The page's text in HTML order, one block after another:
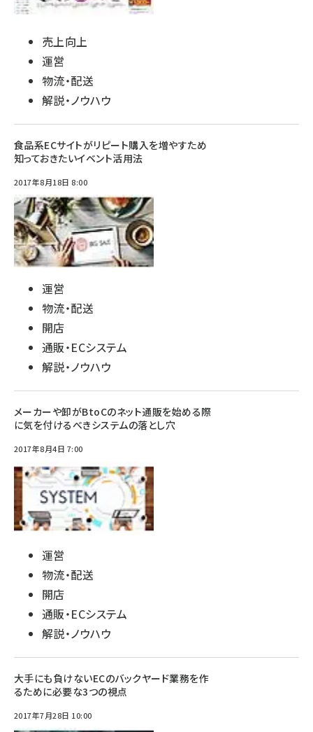
売上向上
運営
物流・配送
解説・ノウハウ
食品系ECサイトがリピート購入を増やすため
知っておきたいイベント活用法
2017年8月18日 8:00
運営
物流・配送
開店
通販・ECシステム
解説・ノウハウ
メーカーや卸がBtoCのネット通販を始める際
に気を付けるべきシステムの落とし穴
2017年8月4日 7:00
運営
物流・配送
開店
通販・ECシステム
解説・ノウハウ
大手にも負けないECのバックヤード業務を作
るために必要な3つの視点
2017年7月28日 10:00